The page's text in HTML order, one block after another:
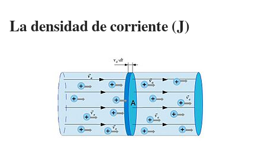
La densidad de corriente (J)